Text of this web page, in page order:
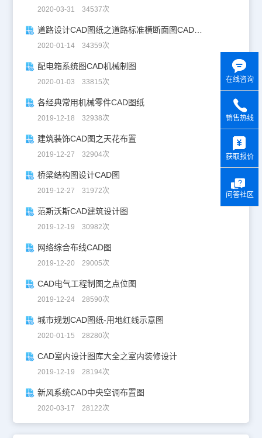
2020-03-31 34537次
道路设计CAD图纸之道路标准横断面图CAD图纸
2020-01-14 34359次
配电箱系统图CAD机械制图
2020-01-03 33815次
各经典常用机械零件CAD图纸
2019-12-18 32938次
建筑装饰CAD图之天花布置
2019-12-27 32904次
桥梁结构图设计CAD图
2019-12-27 31972次
范斯沃斯CAD建筑设计图
2019-12-19 30982次
网络综合布线CAD图
2019-12-20 29005次
CAD电气工程制图之点位图
2019-12-24 28590次
城市规划CAD图纸-用地红线示意图
2020-01-15 28280次
CAD室内设计图库大全之室内装修设计
2019-12-19 28194次
新风系统CAD中央空调布置图
2020-03-17 28122次
在线咨询
销售热线
获取报价
问答社区